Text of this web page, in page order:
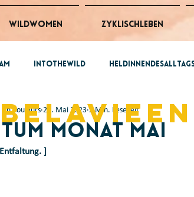
WildWomen ZyklischLeben
intothewild
@work ZyklischLeben
Monat Mai
en Couleurs 22. Mai 2023 2 Min. Lesezeit
]